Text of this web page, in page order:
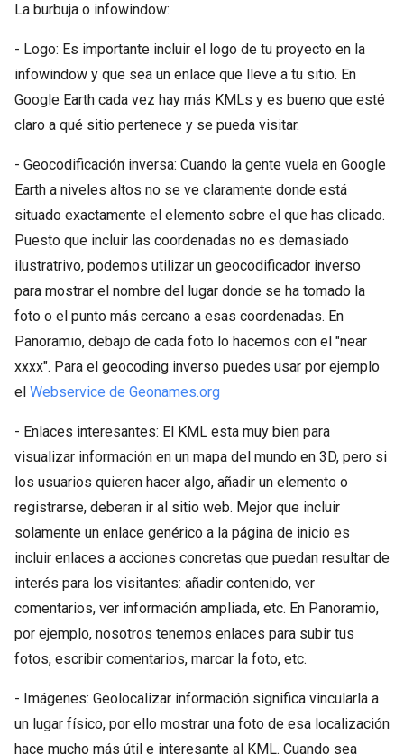
La burbuja o infowindow:
- Logo: Es importante incluir el logo de tu proyecto en la
infowindow y que sea un enlace que lleve a tu sitio. En
Google Earth cada vez hay más KMLs y es bueno que esté
claro a qué sitio pertenece y se pueda visitar.
- Geocodificación inversa: Cuando la gente vuela en Google
Earth a niveles altos no se ve claramente donde está
situado exactamente el elemento sobre el que has clicado.
Puesto que incluir las coordenadas no es demasiado
ilustratrivo, podemos utilizar un geocodificador inverso
para mostrar el nombre del lugar donde se ha tomado la
foto o el punto más cercano a esas coordenadas. En
Panoramio, debajo de cada foto lo hacemos con el "near
xxxx". Para el geocoding inverso puedes usar por ejemplo
el Webservice de Geonames.org
- Enlaces interesantes: El KML esta muy bien para
visualizar información en un mapa del mundo en 3D, pero si
los usuarios quieren hacer algo, añadir un elemento o
registrarse, deberan ir al sitio web. Mejor que incluir
solamente un enlace genérico a la página de inicio es
incluir enlaces a acciones concretas que puedan resultar de
interés para los visitantes: añadir contenido, ver
comentarios, ver información ampliada, etc. En Panoramio,
por ejemplo, nosotros tenemos enlaces para subir tus
fotos, escribir comentarios, marcar la foto, etc.
- Imágenes: Geolocalizar información significa vincularla a
un lugar físico, por ello mostrar una foto de esa localización
hace mucho más útil e interesante al KML. Cuando sea